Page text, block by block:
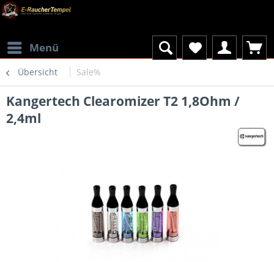
Menü
Übersicht Sale%
Kangertech Clearomizer T2 1,8Ohm /
2,4ml